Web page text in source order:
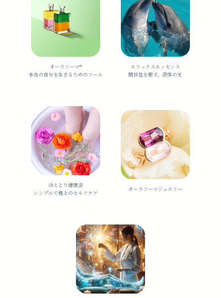
オーラソーマ®️
本当の自分を生きるためのツール
エリックスエッセンス
関係性を癒す、液体の光
冷えとり健康法
シンプルで極上のセルフケア
オーラソーマジュエリー